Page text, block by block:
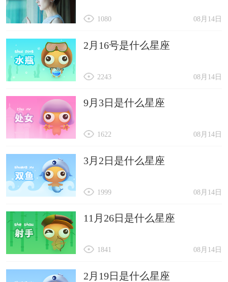
08月14日
1080
2月16号是什么星座
08月14日
2243
9月3日是什么星座
08月14日
1622
3月2日是什么星座
08月14日
1999
11月26日是什么星座
08月14日
1841
2月19日是什么星座